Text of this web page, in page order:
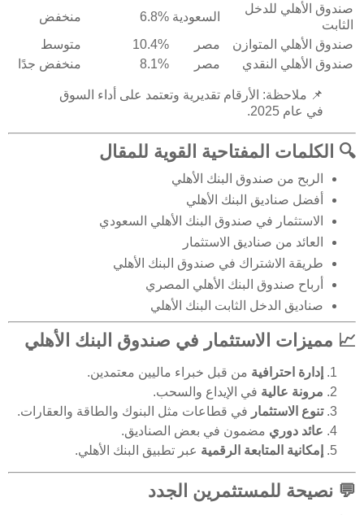
صندوق الأهلي للدخل
الثابت
السعودية 6.8%
منخفض
صندوق الأهلي المتوازن
مصر 10.4%
متوسط
صندوق الأهلي النقدي
مصر 8.1% منخفض جدًا
📌 ملاحظة: الأرقام تقديرية وتعتمد على أداء السوق
في عام 2025.
🔍 الكلمات المفتاحية القوية للمقال
الربح من صندوق البنك الأهلي
أفضل صناديق البنك الأهلي
الاستثمار في صندوق البنك الأهلي السعودي
العائد من صناديق الاستثمار
طريقة الاشتراك في صندوق البنك الأهلي
أرباح صندوق البنك الأهلي المصري
صناديق الدخل الثابت البنك الأهلي
📈 مميزات الاستثمار في صندوق البنك الأهلي
إدارة احترافية من قبل خبراء ماليين معتمدين.
مرونة عالية في الإيداع والسحب.
تنوع الاستثمار في قطاعات مثل البنوك والطاقة والعقارات.
عائد دوري مضمون في بعض الصناديق.
إمكانية المتابعة الرقمية عبر تطبيق البنك الأهلي.
💬 نصيحة للمستثمرين الجدد